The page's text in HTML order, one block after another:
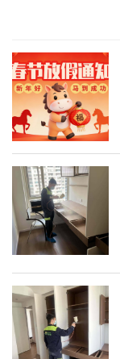
招商加盟
奥因动态
联系奥因